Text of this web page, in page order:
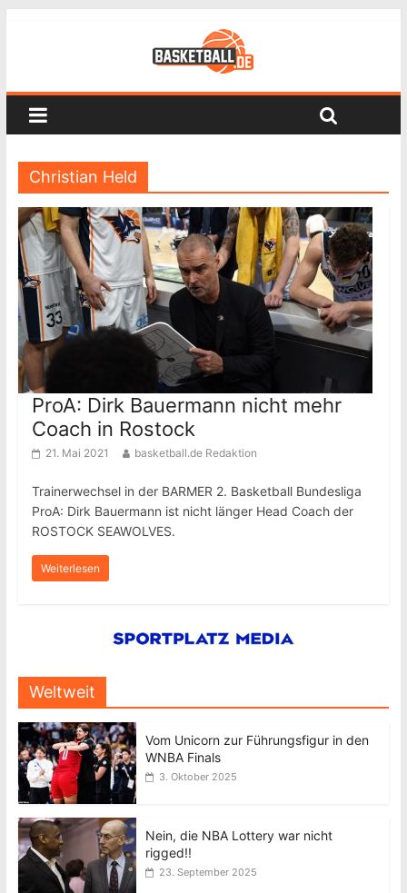
Christian Held
ProA: Dirk Bauermann nicht mehr
Coach in Rostock
21. Mai 2021 basketball.de Redaktion
Trainerwechsel in der BARMER 2. Basketball Bundesliga
ProA: Dirk Bauermann ist nicht länger Head Coach der
ROSTOCK SEAWOLVES.
Weiterlesen
Weltweit
Vom Unicorn zur Führungsfigur in den
WNBA Finals
3. Oktober 2025
Nein, die NBA Lottery war nicht
rigged!!
23. September 2025